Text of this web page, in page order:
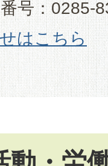
号：0285-
はこちら